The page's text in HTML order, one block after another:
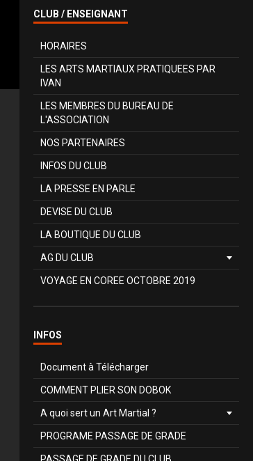
CLUB / ENSEIGNANT
HORAIRES
LES ARTS MARTIAUX PRATIQUEES PAR
IVAN
LES MEMBRES DU BUREAU DE
L'ASSOCIATION
NOS PARTENAIRES
INFOS DU CLUB
LA PRESSE EN PARLE
DEVISE DU CLUB
LA BOUTIQUE DU CLUB
AG DU CLUB
VOYAGE EN COREE OCTOBRE 2019
INFOS
Document à Télécharger
COMMENT PLIER SON DOBOK
A quoi sert un Art Martial ?
PROGRAME PASSAGE DE GRADE